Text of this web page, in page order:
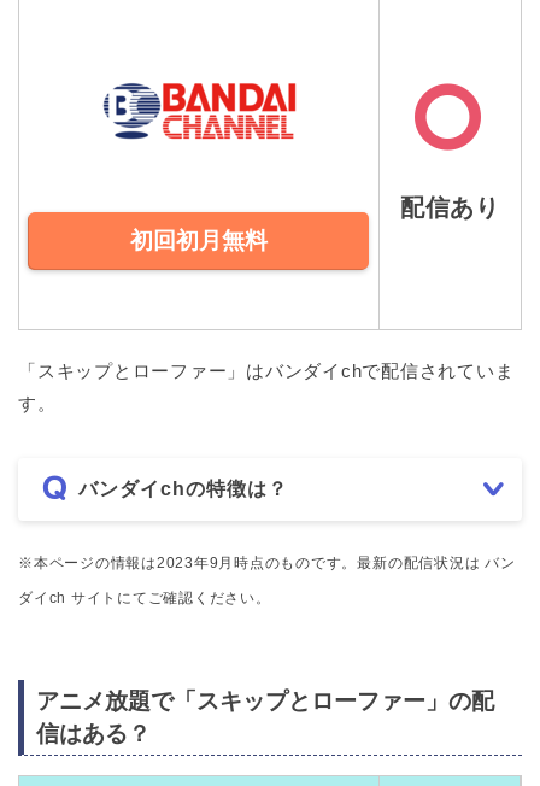
初回初月無料
配信あり
「スキップとローファー」はバンダイchで配信されていま
す。
バンダイchの特徴は？
※本ページの情報は2023年9月時点のものです。最新の配信状況は バン
ダイch サイトにてご確認ください。
アニメ放題で「スキップとローファー」の配
信はある？